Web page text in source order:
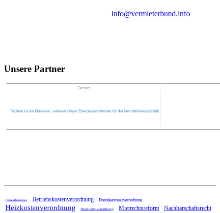
info@vermieterbund.info
Unsere Partner
Techem
Techem ist ein führender, weltweit tätiger Energiedienstleister für die Immobilienwirtschaft
Bauordnungen Betriebskostenverordnung Energieeinsparverordnung
Heizkostenverordnung Heizkostenverordnung Mietrechtsreform Nachbarschaftsrecht